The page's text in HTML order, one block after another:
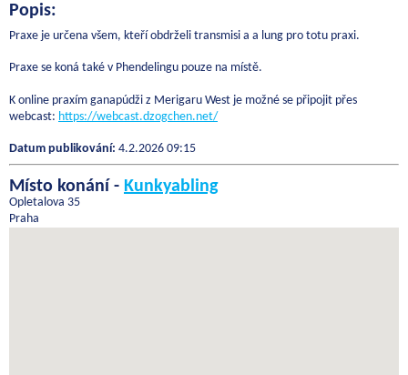
Popis:
Praxe je určena všem, kteří obdrželi transmisi a a lung pro totu praxi.
Praxe se koná také v Phendelingu pouze na místě.
K online praxím ganapúdži z Merigaru West je možné se připojit přes
webcast: https://webcast.dzogchen.net/
Datum publikování: 4.2.2026 09:15
Místo konání - Kunkyabling
Opletalova 35
Praha